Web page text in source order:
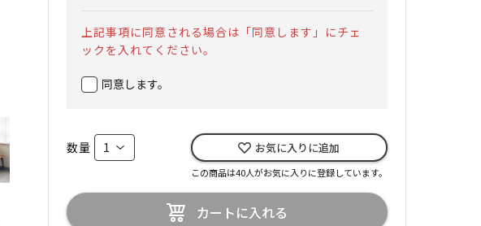
上記事項に同意される場合は「同意します」にチェ
ックを入れてください。
同意します。
数量 お気に入りに追加
この商品は40人がお気に入りに登録しています。
カートに入れる